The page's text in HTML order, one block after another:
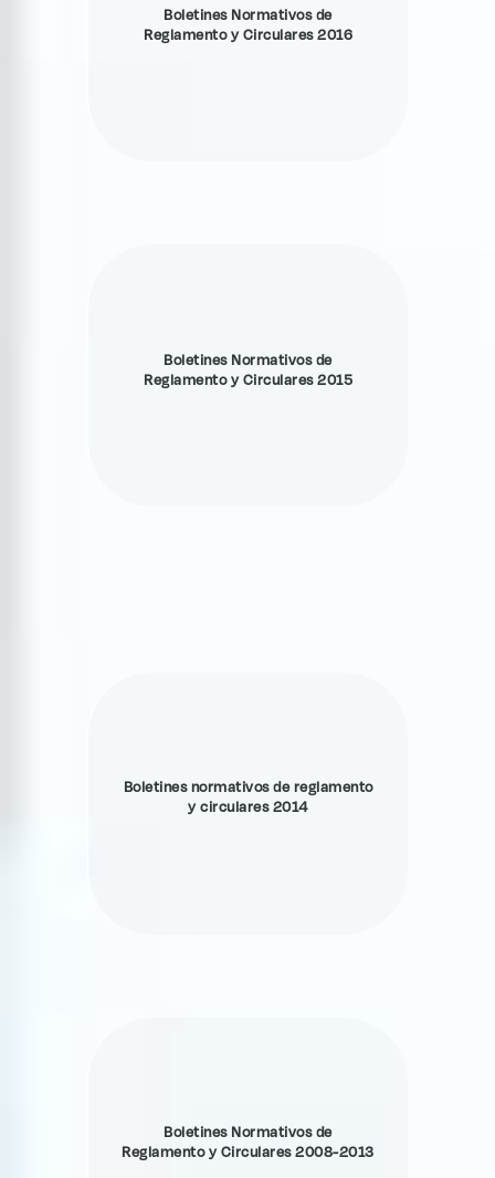
Boletines Normativos de
Reglamento y Circulares 2016
Boletines Normativos de
Reglamento y Circulares 2015
Boletines normativos de reglamento
y circulares 2014
Boletines Normativos de
Reglamento y Circulares 2008-2013